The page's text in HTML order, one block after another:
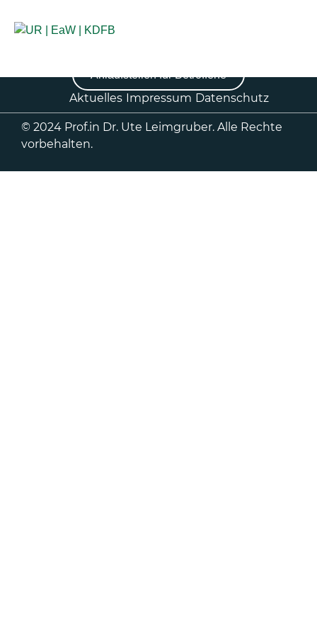
Anlaufstellen für Betroffene
Aktuelles Impressum Datenschutz
© 2024 Prof.in Dr. Ute Leimgruber. Alle Rechte
vorbehalten.